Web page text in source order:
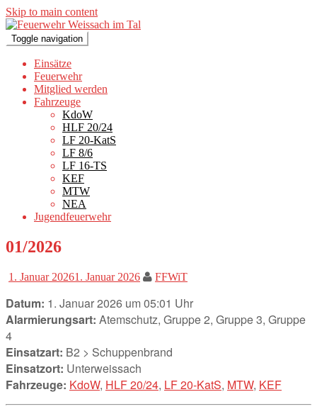
Skip to main content
Toggle navigation
Einsätze
Feuerwehr
Mitglied werden
Fahrzeuge
KdoW
HLF 20/24
LF 20-KatS
LF 8/6
LF 16-TS
KEF
MTW
NEA
Jugendfeuerwehr
01/2026
1. Januar 20261. Januar 2026 FFWiT
Datum: 1. Januar 2026 um 05:01 Uhr
Alarmierungsart: Atemschutz, Gruppe 2, Gruppe 3, Gruppe
4
Einsatzart: B2 > Schuppenbrand
Einsatzort: Unterweissach
Fahrzeuge: KdoW, HLF 20/24, LF 20-KatS, MTW, KEF